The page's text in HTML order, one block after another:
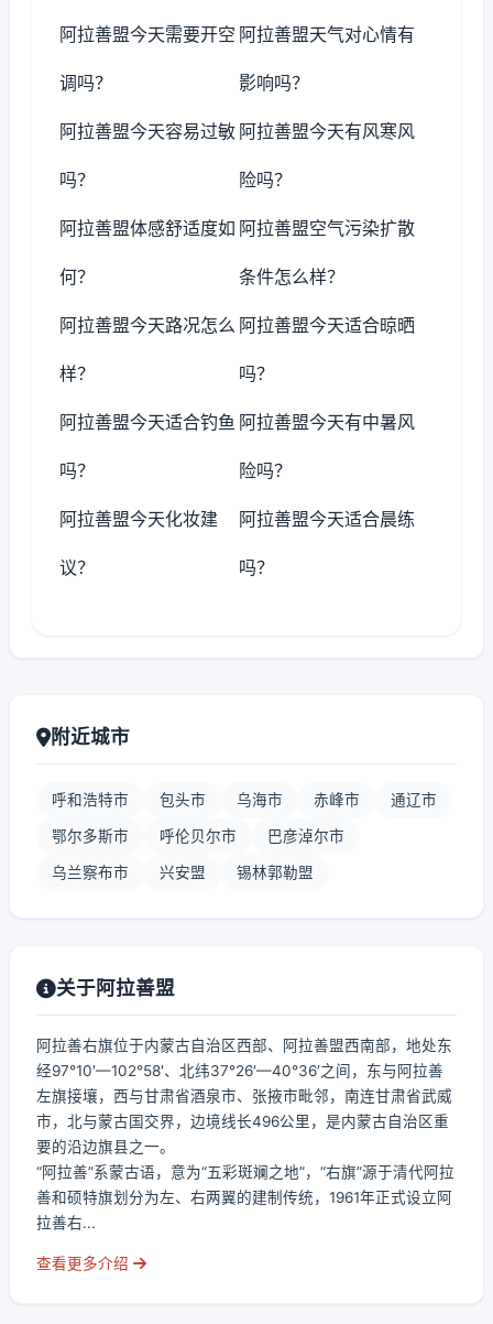
阿拉善盟今天需要开空
调吗？
阿拉善盟天气对心情有
影响吗？
阿拉善盟今天容易过敏
吗？
阿拉善盟今天有风寒风
险吗？
阿拉善盟体感舒适度如
何？
阿拉善盟空气污染扩散
条件怎么样？
阿拉善盟今天路况怎么
样？
阿拉善盟今天适合晾晒
吗？
阿拉善盟今天适合钓鱼
吗？
阿拉善盟今天有中暑风
险吗？
阿拉善盟今天化妆建
议？
阿拉善盟今天适合晨练
吗？
附近城市
呼和浩特市 包头市 乌海市 赤峰市 通辽市
鄂尔多斯市 呼伦贝尔市 巴彦淖尔市
乌兰察布市 兴安盟 锡林郭勒盟
关于阿拉善盟
阿拉善右旗位于内蒙古自治区西部、阿拉善盟西南部，地处东
经97°10′—102°58′、北纬37°26′—40°36′之间，东与阿拉善
左旗接壤，西与甘肃省酒泉市、张掖市毗邻，南连甘肃省武威
市，北与蒙古国交界，边境线长496公里，是内蒙古自治区重
要的沿边旗县之一。
“阿拉善”系蒙古语，意为“五彩斑斓之地”，“右旗”源于清代阿拉
善和硕特旗划分为左、右两翼的建制传统，1961年正式设立阿
拉善右...
查看更多介绍